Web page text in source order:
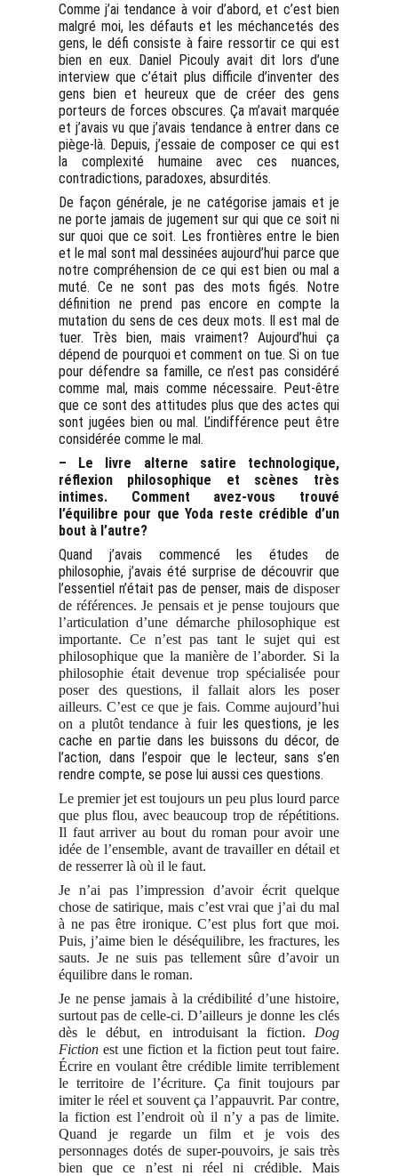
Comme j’ai tendance à voir d’abord, et c’est bien
malgré moi, les défauts et les méchancetés des
gens, le défi consiste à faire ressortir ce qui est
bien en eux. Daniel Picouly avait dit lors d’une
interview que c’était plus difficile d’inventer des
gens bien et heureux que de créer des gens
porteurs de forces obscures. Ça m’avait marquée
et j’avais vu que j’avais tendance à entrer dans ce
piège-là. Depuis, j’essaie de composer ce qui est
la complexité humaine avec ces nuances,
contradictions, paradoxes, absurdités.
De façon générale, je ne catégorise jamais et je
ne porte jamais de jugement sur qui que ce soit ni
sur quoi que ce soit. Les frontières entre le bien
et le mal sont mal dessinées aujourd’hui parce que
notre compréhension de ce qui est bien ou mal a
muté. Ce ne sont pas des mots figés. Notre
définition ne prend pas encore en compte la
mutation du sens de ces deux mots. Il est mal de
tuer. Très bien, mais vraiment? Aujourd’hui ça
dépend de pourquoi et comment on tue. Si on tue
pour défendre sa famille, ce n’est pas considéré
comme mal, mais comme nécessaire. Peut-être
que ce sont des attitudes plus que des actes qui
sont jugées bien ou mal. L’indifférence peut être
considérée comme le mal.
– Le livre alterne satire technologique,
réflexion philosophique et scènes très
intimes. Comment avez-vous trouvé
l’équilibre pour que Yoda reste crédible d’un
bout à l’autre?
Quand j’avais commencé les études de
philosophie, j’avais été surprise de découvrir que
l’essentiel n’était pas de penser, mais de disposer
de références. Je pensais et je pense toujours que
l’articulation d’une démarche philosophique est
importante. Ce n’est pas tant le sujet qui est
philosophique que la manière de l’aborder. Si la
philosophie était devenue trop spécialisée pour
poser des questions, il fallait alors les poser
ailleurs. C’est ce que je fais. Comme aujourd’hui
on a plutôt tendance à fuir les questions, je les
cache en partie dans les buissons du décor, de
l’action, dans l’espoir que le lecteur, sans s’en
rendre compte, se pose lui aussi ces questions.
Le premier jet est toujours un peu plus lourd parce
que plus flou, avec beaucoup trop de répétitions.
Il faut arriver au bout du roman pour avoir une
idée de l’ensemble, avant de travailler en détail et
de resserrer là où il le faut.
Je n’ai pas l’impression d’avoir écrit quelque
chose de satirique, mais c’est vrai que j’ai du mal
à ne pas être ironique. C’est plus fort que moi.
Puis, j’aime bien le déséquilibre, les fractures, les
sauts. Je ne suis pas tellement sûre d’avoir un
équilibre dans le roman.
Je ne pense jamais à la crédibilité d’une histoire,
surtout pas de celle-ci. D’ailleurs je donne les clés
dès le début, en introduisant la fiction. Dog
Fictionest une fiction et la fiction peut tout faire.
Écrire en voulant être crédible limite terriblement
le territoire de l’écriture. Ça finit toujours par
imiter le réel et souvent ça l’appauvrit. Par contre,
la fiction est l’endroit où il n’y a pas de limite.
Quand je regarde un film et je vois des
personnages dotés de super-pouvoirs, je sais très
bien que ce n’est ni réel ni crédible. Mais